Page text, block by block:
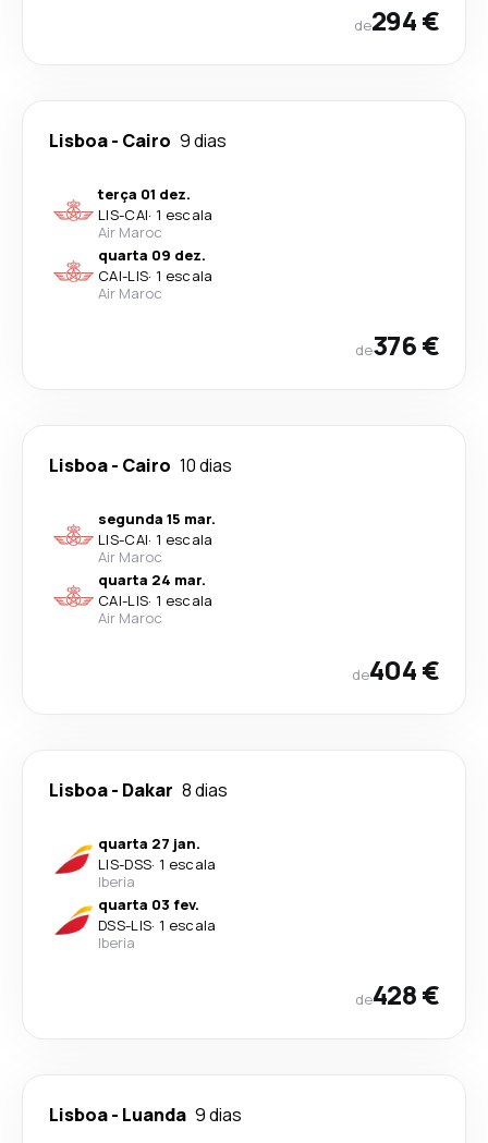
de294 €
Lisboa- Cairo 9 dias
terça 01 dez.
LIS-CAI· 1 escala
Air Maroc
quarta 09 dez.
CAI-LIS· 1 escala
Air Maroc
de376 €
Lisboa- Cairo 10 dias
segunda 15 mar.
LIS-CAI· 1 escala
Air Maroc
quarta 24 mar.
CAI-LIS· 1 escala
Air Maroc
de404 €
Lisboa- Dakar 8 dias
quarta 27 jan.
LIS-DSS· 1 escala
Iberia
quarta 03 fev.
DSS-LIS· 1 escala
Iberia
de428 €
Lisboa- Luanda 9 dias